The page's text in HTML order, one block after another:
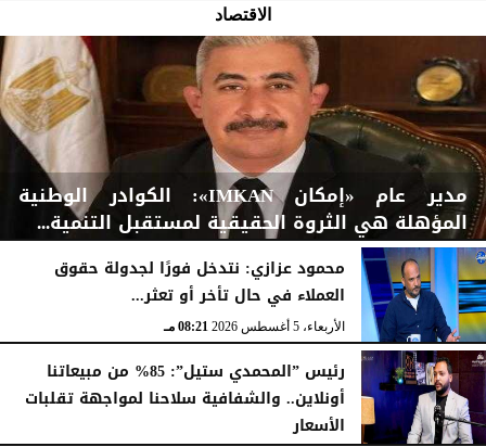
الاقتصاد
مدير عام «إمكان IMKAN»: الكوادر الوطنية
المؤهلة هي الثروة الحقيقية لمستقبل التنمية...
الخميس، 6 أغسطس 2026 08:31 مـ
محمود عزازي: نتدخل فورًا لجدولة حقوق
العملاء في حال تأخر أو تعثر...
الأربعاء، 5 أغسطس 2026 08:21 مـ
رئيس ”المحمدي ستيل”: 85% من مبيعاتنا
أونلاين.. والشفافية سلاحنا لمواجهة تقلبات
الأسعار